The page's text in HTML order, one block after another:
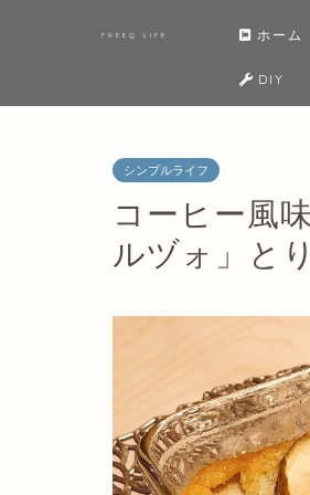
FREEQ LIFE ホーム
DIY
シンプルライフ
コーヒー風
ルヅォ」と